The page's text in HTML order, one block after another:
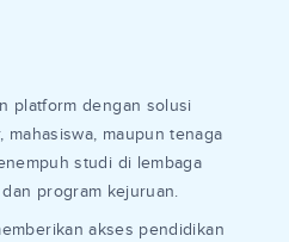
platform dengan solusi
mahasiswa, maupun tenaga
studi di lembaga
program kejuruan.
akses pendidikan